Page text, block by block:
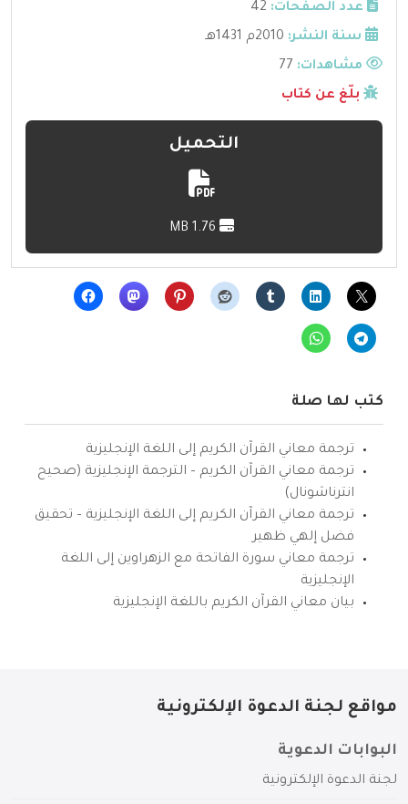
عدد الصفحات: 42
سنة النشر: 2010م 1431هـ
مشاهدات:
بلّغ عن كتاب
التحميل
كتب لها صلة
ترجمة معاني القرآن الكريم إلى اللغة الإنجليزية
ترجمة معاني القرآن الكريم – الترجمة الإنجليزية (صحيح
انترناشونال)
ترجمة معاني القرآن الكريم إلى اللغة الإنجليزية – تحقيق
فضل إلهي ظهير
ترجمة معاني سورة الفاتحة مع الزهراوين إلى اللغة
الإنجليزية
بيان معاني القرآن الكريم باللغة الإنجليزية
مواقع لجنة الدعوة الإلكترونية
البوابات الدعوية
لجنة الدعوة الإلكترونية